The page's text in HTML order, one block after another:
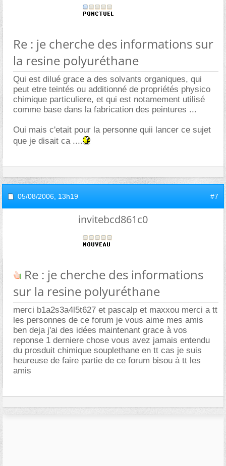
Re : je cherche des informations sur
la resine polyuréthane
Qui est dilué grace a des solvants organiques, qui
peut etre teintés ou additionné de propriétés physico
chimique particuliere, et qui est notamement utilisé
comme base dans la fabrication des peintures ...
Oui mais c'etait pour la personne quii lancer ce sujet
que je disait ca ....
05/08/2006, 13h19 #7
invitebcd861c0
Re : je cherche des informations
sur la resine polyuréthane
merci b1a2s3a4l5t627 et pascalp et maxxou merci a tt
les personnes de ce forum je vous aime mes amis
ben deja j'ai des idées maintenant grace à vos
reponse 1 derniere chose vous avez jamais entendu
du prosduit chimique souplethane en tt cas je suis
heureuse de faire partie de ce forum bisou à tt les
amis